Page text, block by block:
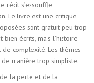
récit s’essouffle
Le livre est une critique
sont gratuit peu trop
bien écrits, mais l’histoire
complexité. Les thèmes
de manière trop simpliste.
la perte et de la